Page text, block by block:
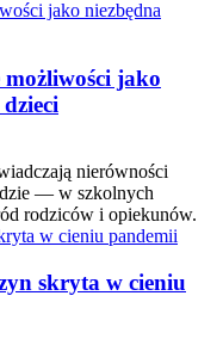
jako
nierówności
— w szkolnych
rodziców i opiekunów.
skryta w cieniu